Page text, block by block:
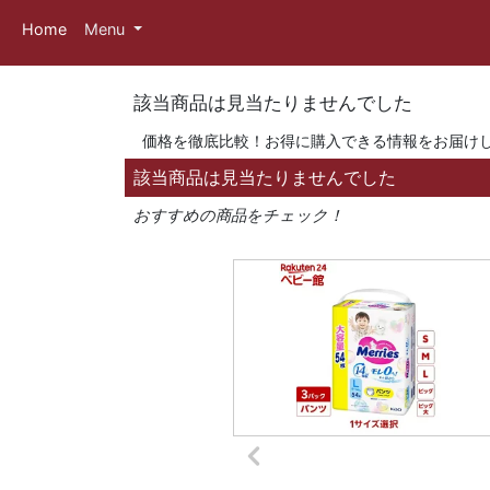
Home Menu
該当商品は見当たりませんでした
価格を徹底比較！お得に購入できる情報をお届け
該当商品は見当たりませんでした
おすすめの商品をチェック！